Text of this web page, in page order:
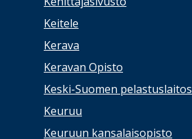
Keitele
Kerava
Keravan Opisto
Keski-Suomen pelastuslaitos
Keuruu
Keuruun kansalaisopisto